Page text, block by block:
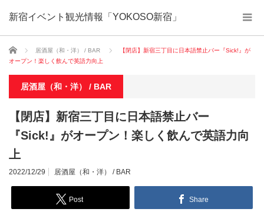
新宿イベント観光情報「YOKOSO新宿」
ホーム 居酒屋（和・洋） / BAR
【閉店】新宿三丁目に日本語禁止バー『Sick!』が
オープン！楽しく飲んで英語力向上
居酒屋（和・洋） / BAR
【閉店】新宿三丁目に日本語禁止バー
『Sick!』がオープン！楽しく飲んで英語力向
上
2022/12/29 居酒屋（和・洋） / BAR
Post Share